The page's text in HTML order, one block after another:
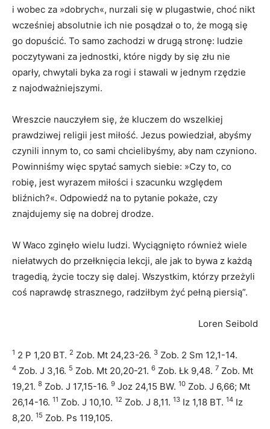
i wobec za »dobrych«, nurzali się w plugastwie, choć nikt
wcześniej absolutnie ich nie posądzał o to, że mogą się
go dopuścić. To samo zachodzi w drugą stronę: ludzie
poczytywani za jednostki, które nigdy by się złu nie
oparły, chwytali byka za rogi i stawali w jednym rzędzie
z najodważniejszymi.
Wreszcie nauczyłem się, że kluczem do wszelkiej
prawdziwej religii jest miłość. Jezus powiedział, abyśmy
czynili innym to, co sami chcielibyśmy, aby nam czyniono.
Powinniśmy więc spytać samych siebie: »Czy to, co
robię, jest wyrazem miłości i szacunku względem
bliźnich?«. Odpowiedź na to pytanie pokaże, czy
znajdujemy się na dobrej drodze.
W Waco zginęło wielu ludzi. Wyciągnięto również wiele
niełatwych do przełknięcia lekcji, ale jak to bywa z każdą
tragedią, życie toczy się dalej. Wszystkim, którzy przeżyli
coś naprawdę strasznego, radziłbym żyć pełną piersią”.
Loren Seibold
1 2 P 1,20 BT. 2 Zob. Mt 24,23-26. 3 Zob. 2 Sm 12,1-14.
4 Zob. J 3,16. 5 Zob. Mt 20,20-21. 6 Zob. Łk 9,48. 7 Zob. Mt
19,21. 8 Zob. J 17,15-16. 9 Joz 24,15 BW. 10 Zob. J 6,66; Mt
26,14-16. 11 Zob. J 10,10. 12 Zob. J 8,11. 13 Iz 1,18 BT. 14 Iz
8,20. 15 Zob. Ps 119,105.